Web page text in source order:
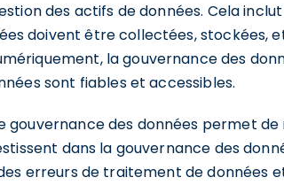
des actifs de données. Cela
doivent être collectées, stockées,
la gouvernance des
sont fiables et accessibles.
gouvernance des données permet
dans la gouvernance des
erreurs de traitement de données